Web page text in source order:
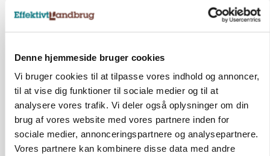
Denne hjemmeside bruger cookies
Vi bruger cookies til at tilpasse vores indhold og annoncer,
til at vise dig funktioner til sociale medier og til at
analysere vores trafik. Vi deler også oplysninger om din
brug af vores website med vores partnere inden for
sociale medier, annonceringspartnere og analysepartnere.
Vores partnere kan kombinere disse data med andre
GRISE
Svineproducenter kalder Danish Crowns pris en
katastrofe
Annonce